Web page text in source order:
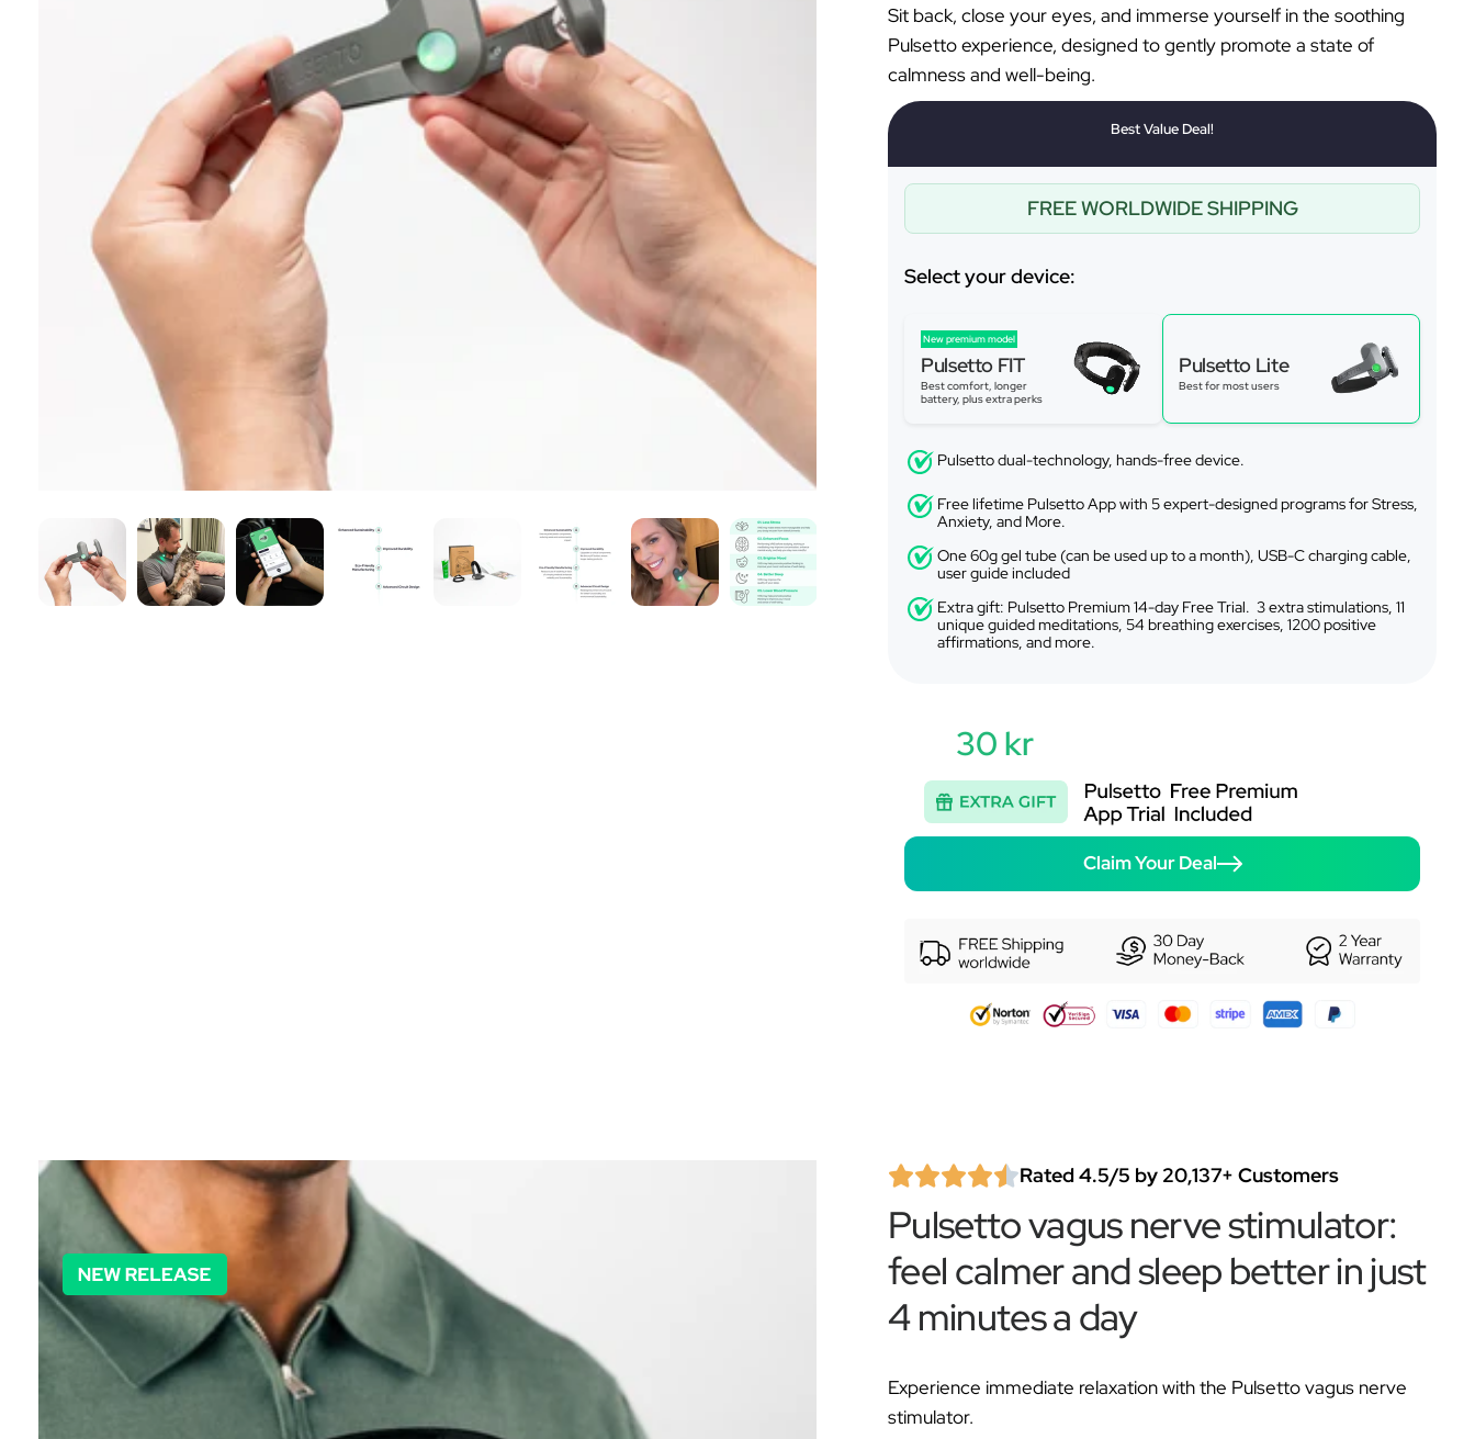
ÂSit back, close your eyes, and immerse yourself in the soothing
Pulsetto experience, designed to gently promote a state of
calmness and well-being.
Best Value Deal!
FREE WORLDWIDE SHIPPING
Select your device:
New premium model
Pulsetto FIT
Best comfort, longer
battery, plus extra perks
Pulsetto Lite
Best for most users
Pulsetto dual-technology, hands-free device.
Free lifetime Pulsetto App with 5 expert-designed programs for Stress,
Anxiety, and More.
One 60g gel tube (can be used up to a month), USB-C charging cable,
user guide included
Extra gift: Pulsetto Premium 14-day Free Trial. 3 extra stimulations, 11
unique guided meditations, 54 breathing exercises, 1200 positive
affirmations, and more.
30 kr
Claim Your Deal
Rated 4.5/5 by 20,137+ Customers
Pulsetto vagus nerve stimulator:
feel calmer and sleep better in just
4 minutes a day
Experience immediate relaxation with the Pulsetto vagus nerve
stimulator.